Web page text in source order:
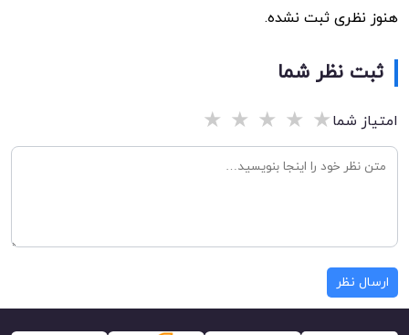
هنوز نظری ثبت نشده.
ثبت نظر شما
امتیاز شما★
★
★
★
★
ارسال نظر